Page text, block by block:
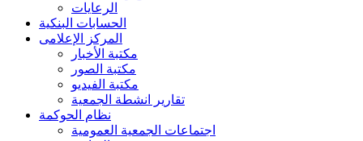
الرعايات
الحسابات البنكية
المركز الإعلامى
مكتبة الأخبار
مكتبة الصور
مكتبة الفيديو
تقارير انشطة الجمعية
نظام الحوكمة
اجتماعات الجمعية العمومية